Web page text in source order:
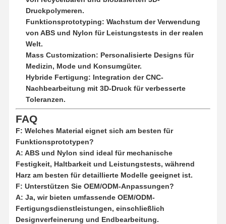
Druckpolymeren.
Funktionsprototyping: Wachstum der Verwendung
von ABS und Nylon für Leistungstests in der realen
Welt.
Mass Customization: Personalisierte Designs für
Medizin, Mode und Konsumgüter.
Hybride Fertigung: Integration der CNC-
Nachbearbeitung mit 3D-Druck für verbesserte
Toleranzen.
FAQ
F: Welches Material eignet sich am besten für
Funktionsprototypen?
A: ABS und Nylon sind ideal für mechanische
Festigkeit, Haltbarkeit und Leistungstests, während
Harz am besten für detaillierte Modelle geeignet ist.
F: Unterstützen Sie OEM/ODM-Anpassungen?
A: Ja, wir bieten umfassende OEM/ODM-
Fertigungsdienstleistungen, einschließlich
Designverfeinerung und Endbearbeitung.